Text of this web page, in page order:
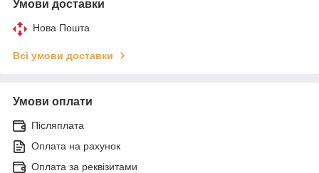
Умови доставки
Нова Пошта
Всі умови доставки
Умови оплати
Післяплата
Оплата на рахунок
Оплата за реквізитами